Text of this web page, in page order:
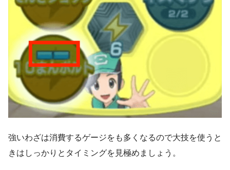
強いわざは消費するゲージをも多くなるので大技を使うと
きはしっかりとタイミングを見極めましょう。